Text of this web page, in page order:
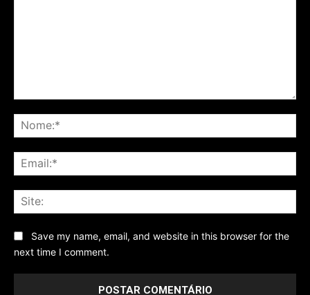
Save my name, email, and website in this browser for the
next time I comment.